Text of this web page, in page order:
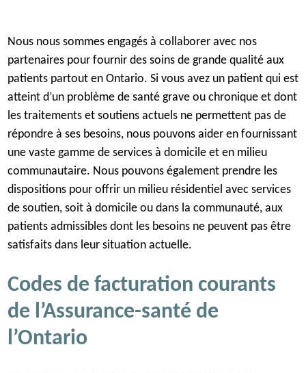
Nous nous sommes engagés à collaborer avec nos
partenaires pour fournir des soins de grande qualité aux
patients partout en Ontario. Si vous avez un patient qui est
atteint d’un problème de santé grave ou chronique et dont
les traitements et soutiens actuels ne permettent pas de
répondre à ses besoins, nous pouvons aider en fournissant
une vaste gamme de services à domicile et en milieu
communautaire. Nous pouvons également prendre les
dispositions pour offrir un milieu résidentiel avec services
de soutien, soit à domicile ou dans la communauté, aux
patients admissibles dont les besoins ne peuvent pas être
satisfaits dans leur situation actuelle.
Codes de facturation courants
de l’Assurance-santé de
l’Ontario